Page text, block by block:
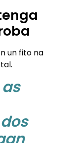
un fito na